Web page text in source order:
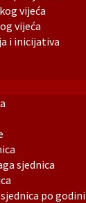
vijeća
vijeća
i inicijativa
sjednica
po godini